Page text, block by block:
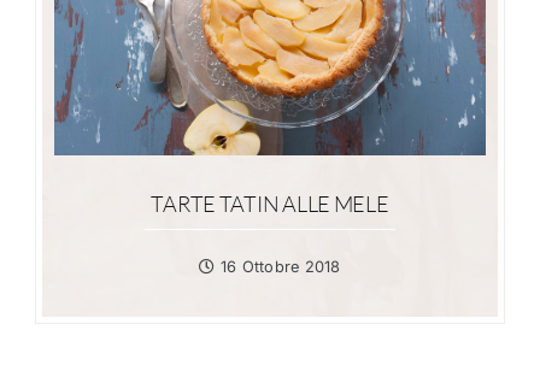
TARTE TATIN ALLE MELE
16 Ottobre 2018